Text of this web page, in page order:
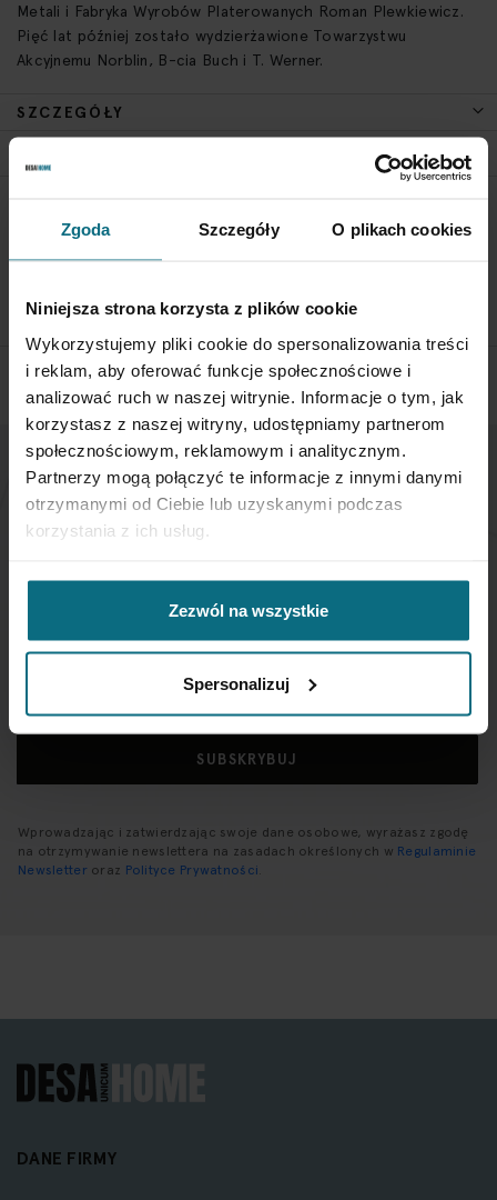
Zgoda Szczegóły O plikach cookies
Niniejsza strona korzysta z plików cookie
Wykorzystujemy pliki cookie do spersonalizowania treści
i reklam, aby oferować funkcje społecznościowe i
analizować ruch w naszej witrynie. Informacje o tym, jak
korzystasz z naszej witryny, udostępniamy partnerom
społecznościowym, reklamowym i analitycznym.
Partnerzy mogą połączyć te informacje z innymi danymi
otrzymanymi od Ciebie lub uzyskanymi podczas
korzystania z ich usług.
Zezwól na wszystkie
Spersonalizuj
Metali i Fabryka Wyrobów Platerowanych Roman Plewkiewicz.
Pięć lat później zostało wydzierżawione Towarzystwu
Akcyjnemu Norblin, B-cia Buch i T. Werner.
SZCZEGÓŁY
SPRAWDŹ SZCZEGÓŁY
NEWSLETTER
dotyczące oferty Desa Home - zapisz się do naszego
newsletter:
SUBSKRYBUJ
Wprowadzając i zatwierdzając swoje dane osobowe, wyrażasz zgodę
na otrzymywanie newslettera na zasadach określonych w Regulaminie
Newsletter oraz Polityce Prywatności.
DANE FIRMY